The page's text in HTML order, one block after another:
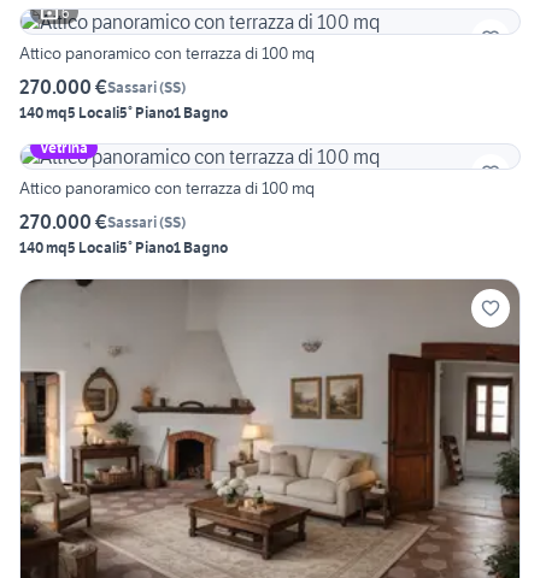
6
Attico panoramico con terrazza di 100 mq
270.000 €Sassari(SS)
140 mq5 Locali5° Piano1 Bagno
Vetrina
Attico panoramico con terrazza di 100 mq
270.000 €Sassari(SS)
140 mq5 Locali5° Piano1 Bagno